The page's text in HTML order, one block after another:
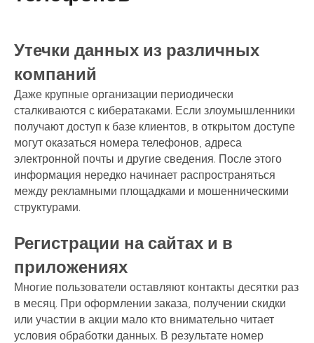
Утечки данных из различных
компаний
Даже крупные организации периодически
сталкиваются с кибератаками. Если злоумышленники
получают доступ к базе клиентов, в открытом доступе
могут оказаться номера телефонов, адреса
электронной почты и другие сведения. После этого
информация нередко начинает распространяться
между рекламными площадками и мошенническими
структурами.
Регистрации на сайтах и в
приложениях
Многие пользователи оставляют контакты десятки раз
в месяц. При оформлении заказа, получении скидки
или участии в акции мало кто внимательно читает
условия обработки данных. В результате номер